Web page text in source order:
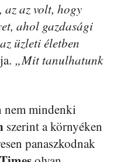
az az volt, hogy
ahol gazdasági
üzleti életben
„Mit tanulhatunk
nem mindenki
szerint a környéken
panaszkodnak